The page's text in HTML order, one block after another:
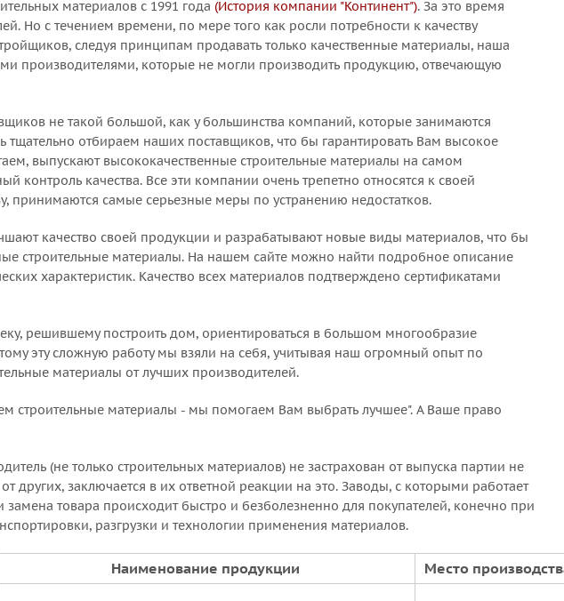
материалов с 1991 года (История компании "Континент"). За это время
Но с течением времени, по мере того как росли потребности к качеству
следуя принципам продавать только качественные материалы, наша
производителями, которые не могли производить продукцию, отвечающую
не такой большой, как у большинства компаний, которые занимаются
тщательно отбираем наших поставщиков, что бы гарантировать Вам высокое
выпускают высококачественные строительные материалы на самом
контроль качества. Все эти компании очень трепетно относятся к своей
принимаются самые серьезные меры по устранению недостатков.
качество своей продукции и разрабатывают новые виды материалов, что бы
строительные материалы. На нашем сайте можно найти подробное описание
характеристик. Качество всех материалов подтверждено сертификатами
решившему построить дом, ориентироваться в большом многообразие
эту сложную работу мы взяли на себя, учитывая наш огромный опыт по
материалы от лучших производителей.
строительные материалы - мы помогаем Вам выбрать лучшее". А Ваше право
(не только строительных материалов) не застрахован от выпуска партии не
других, заключается в их ответной реакции на это. Заводы, с которыми работает
товара происходит быстро и безболезненно для покупателей, конечно при
разгрузки и технологии применения материалов.
Наименование продукции Место